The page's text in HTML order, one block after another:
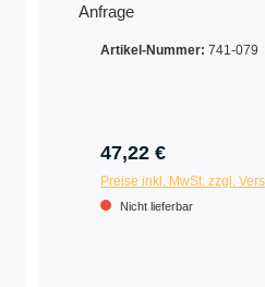
Anfrage
Artikel-Nummer:741-079
47,22 €
Preise inkl. MwSt. zzgl.
Nicht lieferbar